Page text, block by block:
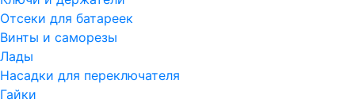
Отсеки для батареек
Винты и саморезы
Лады
Насадки для переключателя
Гайки